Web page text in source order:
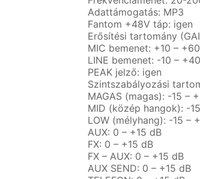
Adattámogatás: MP3
Fantom +48V táp: igen
Erősítési tartomány
MIC bemenet: +10 –
LINE bemenet: -10 –
PEAK jelző: igen
Szintszabályozási
MAGAS (magas): -15 –
MID (közép hangok): -
LOW (mélyhang): -15 –
AUX: 0 – +15 dB
FX: 0 – +15 dB
FX – AUX: 0 – +15 dB
AUX SEND: 0 – +15 dB